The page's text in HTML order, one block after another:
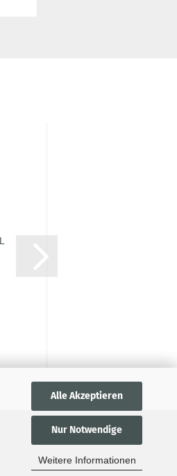
Alle Akzeptieren
Nur Notwendige
Weitere Informationen